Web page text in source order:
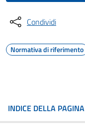
Condividi
Normativa di riferimento
INDICE DELLA PAGINA